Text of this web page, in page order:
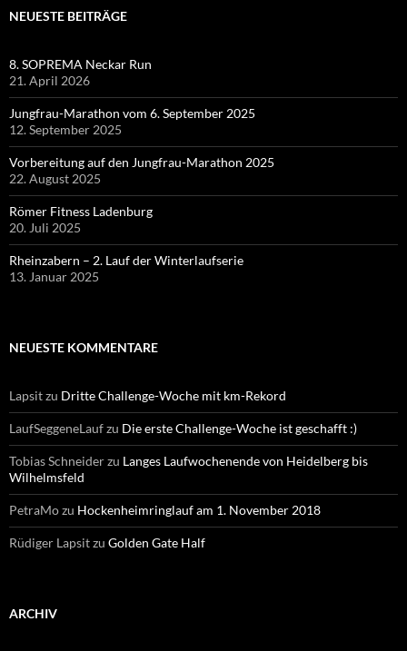
NEUESTE BEITRÄGE
8. SOPREMA Neckar Run
21. April 2026
Jungfrau-Marathon vom 6. September 2025
12. September 2025
Vorbereitung auf den Jungfrau-Marathon 2025
22. August 2025
Römer Fitness Ladenburg
20. Juli 2025
Rheinzabern – 2. Lauf der Winterlaufserie
13. Januar 2025
NEUESTE KOMMENTARE
Lapsitzu Dritte Challenge-Woche mit km-Rekord
LaufSeggeneLaufzu Die erste Challenge-Woche ist geschafft :)
Tobias Schneiderzu Langes Laufwochenende von Heidelberg bis
Wilhelmsfeld
PetraMozu Hockenheimringlauf am 1. November 2018
Rüdiger Lapsitzu Golden Gate Half
ARCHIV